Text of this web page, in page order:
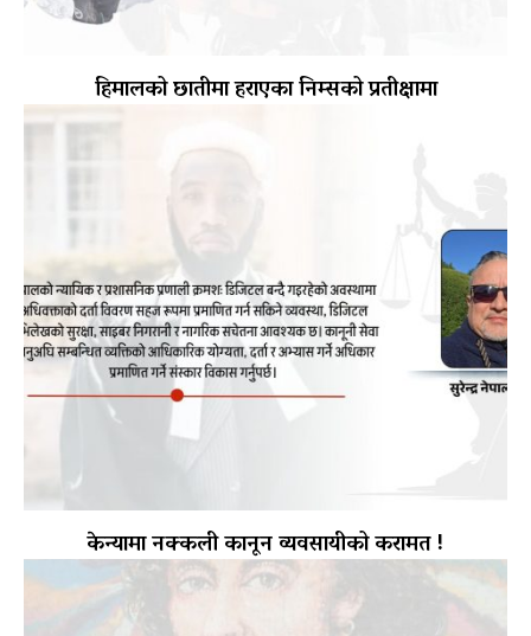
हिमालको छातीमा हराएका निम्सको प्रतीक्षामा
केन्यामा नक्कली कानून व्यवसायीको करामत !